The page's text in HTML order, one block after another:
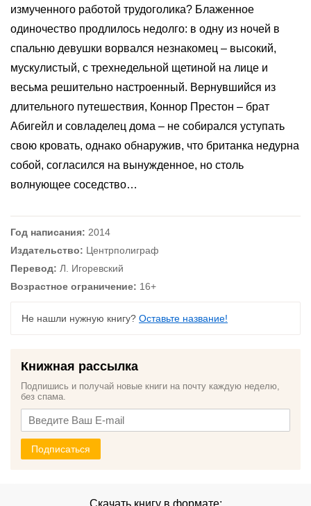
измученного работой трудоголика? Блаженное
одиночество продлилось недолго: в одну из ночей в
спальню девушки ворвался незнакомец – высокий,
мускулистый, с трехнедельной щетиной на лице и
весьма решительно настроенный. Вернувшийся из
длительного путешествия, Коннор Престон – брат
Абигейл и совладелец дома – не собирался уступать
свою кровать, однако обнаружив, что британка недурна
собой, согласился на вынужденное, но столь
волнующее соседство…
Год написания: 2014
Издательство: Центрполиграф
Перевод: Л. Игоревский
Возрастное ограничение: 16+
Не нашли нужную книгу? Оставьте название!
Книжная рассылка
Подпишись и получай новые книги на почту каждую неделю,
без спама.
Подписаться
Скачать книгу в формате: